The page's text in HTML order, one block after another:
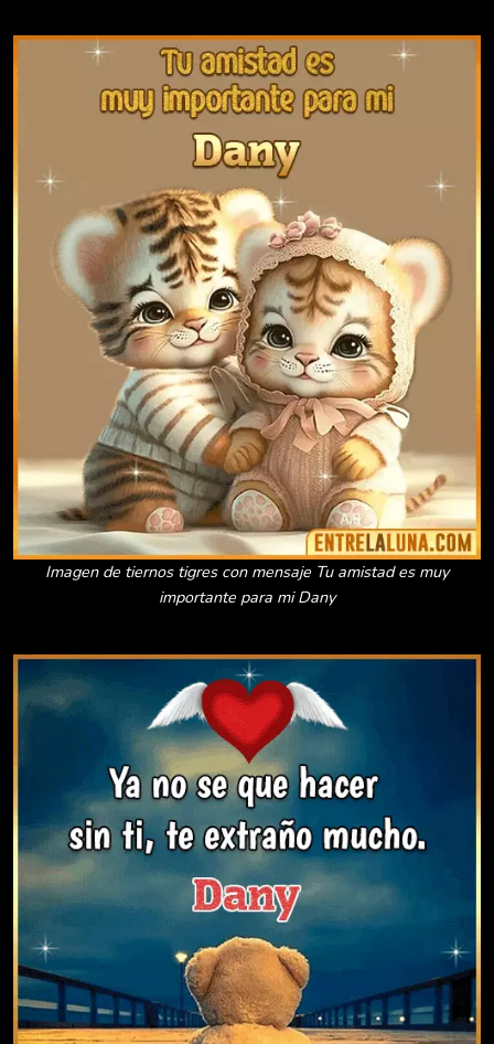
Imagen de tiernos tigres con mensaje Tu amistad es muy
importante para mi Dany